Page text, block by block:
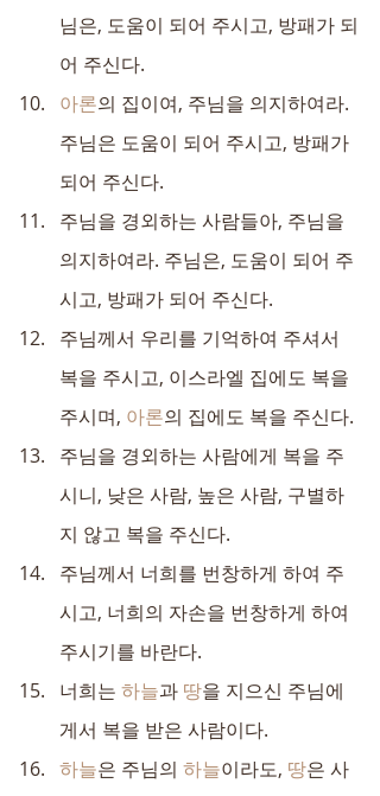
님은, 도움이 되어 주시고, 방패가 되
어 주신다.
아론의 집이여, 주님을 의지하여라.
주님은 도움이 되어 주시고, 방패가
되어 주신다.
주님을 경외하는 사람들아, 주님을
의지하여라. 주님은, 도움이 되어 주
시고, 방패가 되어 주신다.
주님께서 우리를 기억하여 주셔서
복을 주시고, 이스라엘 집에도 복을
주시며, 아론의 집에도 복을 주신다.
주님을 경외하는 사람에게 복을 주
시니, 낮은 사람, 높은 사람, 구별하
지 않고 복을 주신다.
주님께서 너희를 번창하게 하여 주
시고, 너희의 자손을 번창하게 하여
주시기를 바란다.
너희는 하늘과 땅을 지으신 주님에
게서 복을 받은 사람이다.
하늘은 주님의 하늘이라도, 땅은 사